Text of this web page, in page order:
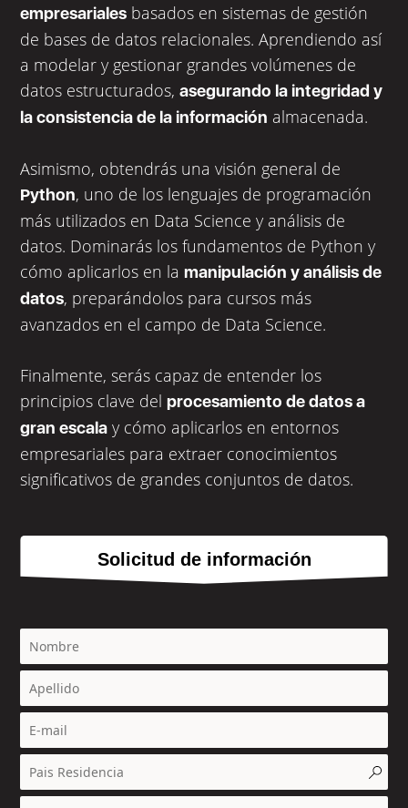
empresariales basados en sistemas de gestión
de bases de datos relacionales. Aprendiendo así
a modelar y gestionar grandes volúmenes de
datos estructurados,asegurando la integridad y
la consistencia de la información almacenada.
Asimismo, obtendrás una visión general de
Python, uno de los lenguajes de programación
más utilizados en Data Science y análisis de
datos. Dominarás los fundamentos de Python y
cómo aplicarlos en lamanipulación y análisis de
datos, preparándolos para cursos más
avanzados en el campo de Data Science.
Finalmente, serás capaz de entender los
principios clave delprocesamiento de datos a
gran escala y cómo aplicarlos en entornos
empresariales para extraer conocimientos
significativos de grandes conjuntos de datos.
Solicitud de información